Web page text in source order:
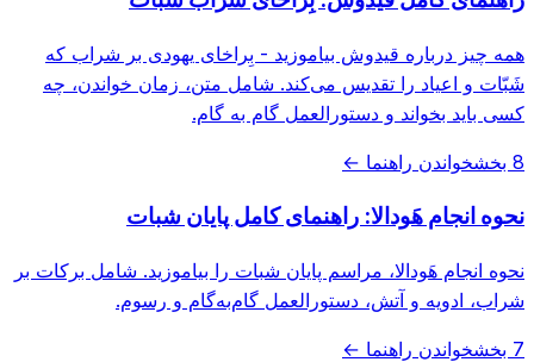
همه چیز درباره قیدوش بیاموزید - بِراخای یهودی بر شراب که
شَبّات و اعیاد را تقدیس می‌کند. شامل متن، زمان خواندن، چه
کسی باید بخواند و دستورالعمل گام به گام.
8 بخش خواندن راهنما ←
نحوه انجام هَودالا: راهنمای کامل پایان شبات
نحوه انجام هَودالا، مراسم پایان شبات را بیاموزید. شامل برکات بر
شراب، ادویه و آتش، دستورالعمل گام‌به‌گام و رسوم.
7 بخش خواندن راهنما ←